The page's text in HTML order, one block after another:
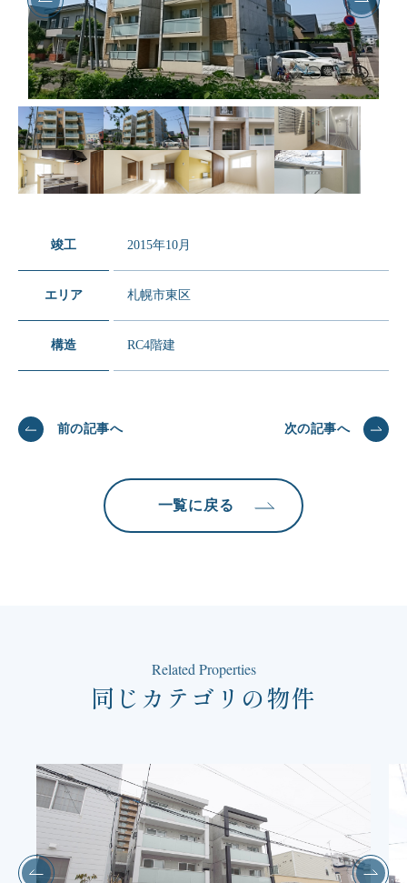
竣工 2015年10月
エリア 札幌市東区
構造 RC4階建
前の記事へ
一覧に戻る
次の記事へ
Related Properties
同じカテゴリの物件